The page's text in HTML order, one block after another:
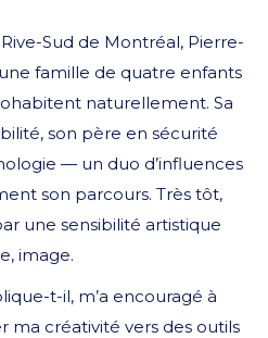
Sud de Montréal, Pierre-
famille de quatre enfants
naturellement. Sa
son père en sécurité
— un duo d’influences
son parcours. Très tôt,
une sensibilité artistique
image.
t-il, m’a encouragé à
ma créativité vers des outils